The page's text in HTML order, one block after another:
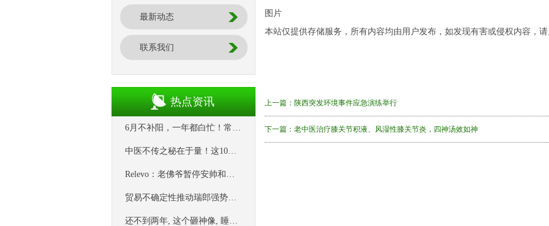
最新动态
联系我们
热点资讯
6月不补阳，一年都白忙！常吃这4种“补阳菜”，越吃阳气越足_茴香_养生_洋葱
中医不传之秘在于量！这10味药，用量一变， 作用天差地别。
Relevo：老佛爷暂停安帅和巴西足协谈判 希望专注西甲
贸易不确定性推动瑞郎强势三连涨逼近0.8430
还不到两年, 这个砸神像, 睡坟场号称八字最硬的网红, 面相都变了
图片
本站仅提供存储服务，所有内容均由用户发布，如发现有害或侵权内容，
上一篇： 陕西突发环境事件应急演练举行
下一篇： 老中医治疗膝关节积液、风湿性膝关节炎，四神汤效如神